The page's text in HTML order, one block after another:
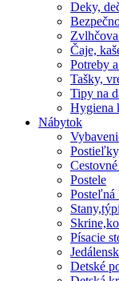
Deky,
Čaje,
Potreby
Tašky,
Tipy na
Hygiena
Nábytok
Postele
Posteľná
Písacie
Detské